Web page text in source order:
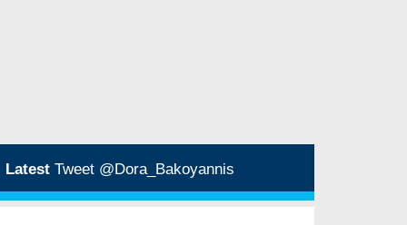
Latest Tweet @Dora_Bakoyannis